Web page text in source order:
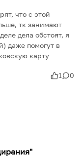
что с этой
тк занимают
дела обстоят, я
даже помогут в
карту
1 0